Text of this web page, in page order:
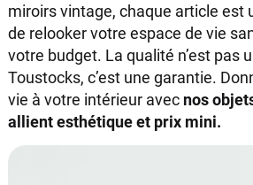
miroirs vintage, chaque article est
de relooker votre espace de vie
votre budget. La qualité n’est pas
Toustocks, c’est une garantie.
vie à votre intérieur avec nos
allient esthétique et prix mini.